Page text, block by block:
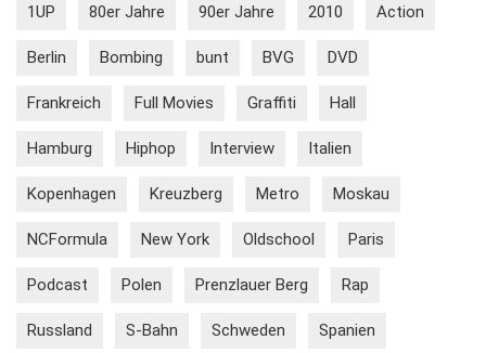
1UP 80er Jahre 90er Jahre 2010 Action
Berlin Bombing bunt BVG DVD
Frankreich Full Movies Graffiti Hall
Hamburg Hiphop Interview Italien
Kopenhagen Kreuzberg Metro Moskau
NCFormula New York Oldschool Paris
Podcast Polen Prenzlauer Berg Rap
Russland S-Bahn Schweden Spanien